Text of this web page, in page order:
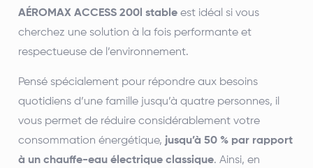
AÉROMAX ACCESS 200l stable est idéal si vous
cherchez une solution à la fois performante et
respectueuse de l’environnement.
Pensé spécialement pour répondre aux besoins
quotidiens d’une famille jusqu’à quatre personnes, il
vous permet de réduire considérablement votre
consommation énergétique, jusqu’à 50 % par rapport
à un chauffe-eau électrique classique. Ainsi, en